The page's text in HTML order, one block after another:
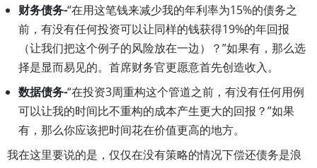
财务债务-“在用这笔钱来减少我的年利率为15%的债务之
前，有没有任何投资可以让同样的钱获得19%的年回报
（让我们把这个例子的风险放在一边）？”如果有，那么选
择是显而易见的。首席财务官更愿意首先创造收入。
数据债务-“在投资3周重构这个管道之前，有没有任何用例
可以让我的时间比不重构的成本产生更大的回报？”如果
有，那么你应该把时间花在价值更高的地方。
我在这里要说的是，仅仅在没有策略的情况下偿还债务是浪